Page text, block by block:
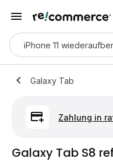
Galaxy Tab
Zahlung in
Galaxy Tab S8